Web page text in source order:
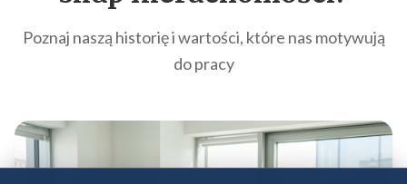
Poznaj naszą historię i wartości, które nas motywują
do pracy